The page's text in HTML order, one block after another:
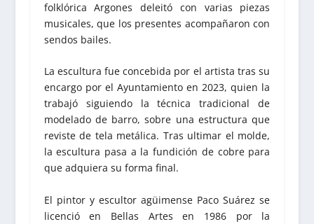
folklórica Argones deleitó con varias piezas
musicales, que los presentes acompañaron con
sendos bailes.
La escultura fue concebida por el artista tras su
encargo por el Ayuntamiento en 2023, quien la
trabajó siguiendo la técnica tradicional de
modelado de barro, sobre una estructura que
reviste de tela metálica. Tras ultimar el molde,
la escultura pasa a la fundición de cobre para
que adquiera su forma final.
El pintor y escultor agüimense Paco Suárez se
licenció en Bellas Artes en 1986 por la